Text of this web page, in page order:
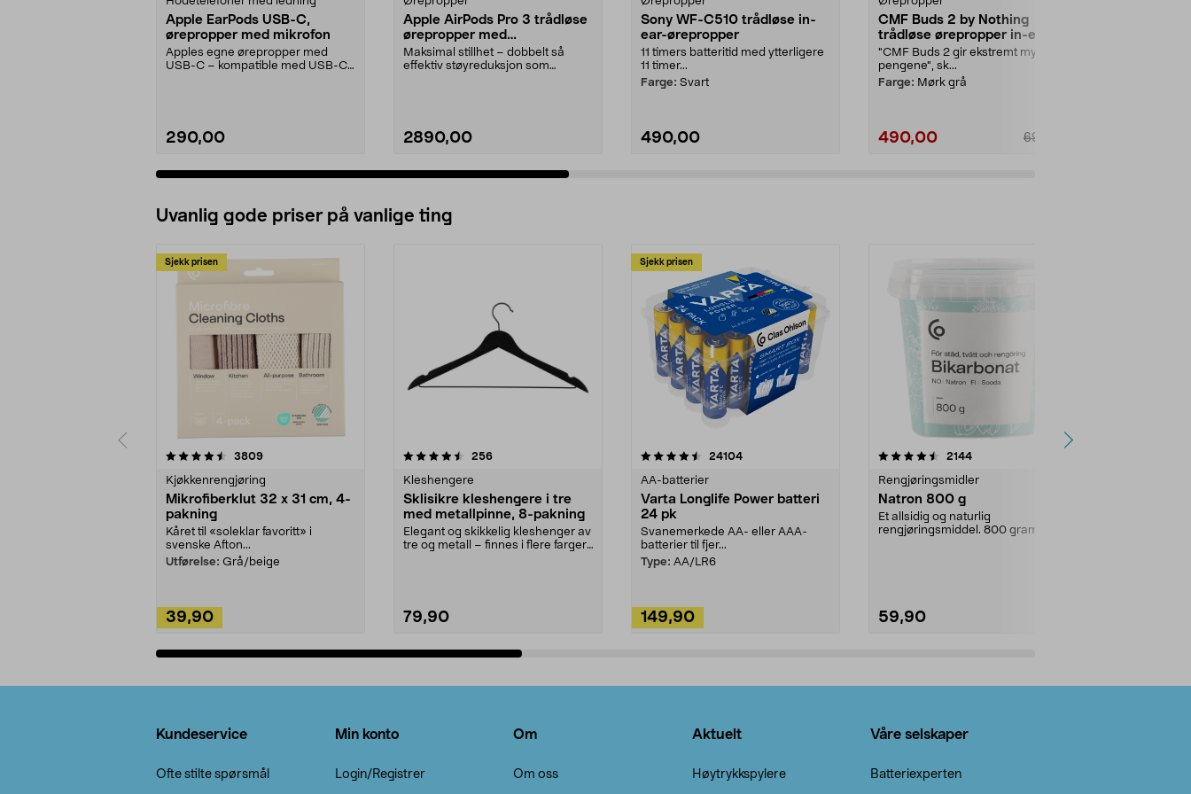
Apple EarPods USB-C,
ørepropper med mikrofon
Apples egne ørepropper med
USB-C – kompatible med USB-C-
290,00
Apple AirPods Pro 3 trådløse
ørepropper med
støyreduksjon
Maksimal stillhet – dobbelt så
effektiv støyreduksjon som
2890,00
Sony WF-C510 trådløse in-
ear-ørepropper
11 timers batteritid med ytterligere
11 timer...
Farge: Svart
490,00
CMF Buds 2 by Nothing
trådløse ørepropper in-ear
"CMF Buds 2 gir ekstremt mye for
pengene", sk...
Farge: Mørk grå
490,00 690,00
Uvanlig gode priser på vanlige ting
Sjekk prisen
3809anmeldelser
Kjøkkenrengjøring
Mikrofiberklut 32 x 31 cm, 4-
pakning
Kåret til «soleklar favoritt» i
svenske Afton...
Utførelse: Grå/beige
39,90
4.5av 5 stjerner 256anmeldelser
Kleshengere
Sklisikre kleshengere i tre
med metallpinne, 8-pakning
Elegant og skikkelig kleshenger av
tre og metall – finnes i flere farger.
79,90
Sjekk prisen
4.5av 5 stjerner 24104anmeldelser
AA-batterier
Varta Longlife Power batteri
24 pk
Svanemerkede AA- eller AAA-
batterier til fjer...
Type: AA/LR6
149,90
4.5av 5 stjerner 2144anmeldelser
Rengjøringsmidler
Natron 800 g
Et allsidig og naturlig
rengjøringsmiddel. 800 gram
59,90
4.0av 5 stjerner
Kundeservice
Ofte stilte spørsmål
Min konto
Login/Registrer
Om
Om oss
Aktuelt
Høytrykkspylere
Våre selskaper
Batteriexperten